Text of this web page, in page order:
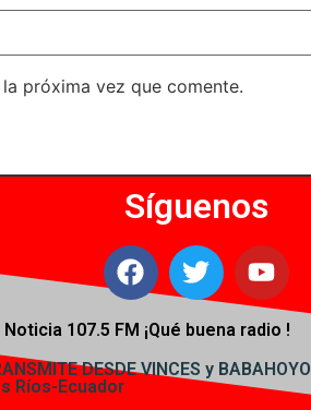
próxima vez que comente.
Síguenos
Noticia 107.5 FM ¡Qué buena radio !
DESDE VINCES y BABAHOYO
Ríos-Ecuador